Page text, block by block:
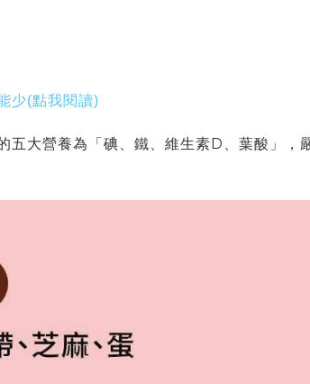
少(點我閱讀)
大營養為「碘、鐵、維生素D、葉酸」，